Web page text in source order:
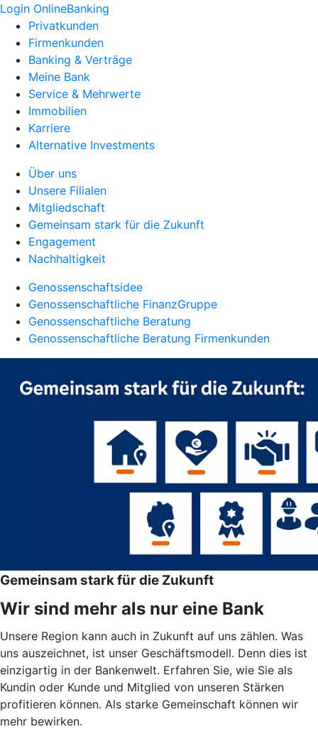
Login OnlineBanking
Privatkunden
Firmenkunden
Banking & Verträge
Meine Bank
Service & Mehrwerte
Immobilien
Karriere
Alternative Investments
Über uns
Unsere Filialen
Mitgliedschaft
Gemeinsam stark für die Zukunft
Engagement
Nachhaltigkeit
Genossenschaftsidee
Genossenschaftliche FinanzGruppe
Genossenschaftliche Beratung
Genossenschaftliche Beratung Firmenkunden
Gemeinsam stark für die Zukunft
Wir sind mehr als nur eine Bank
Unsere Region kann auch in Zukunft auf uns zählen. Was
uns auszeichnet, ist unser Geschäftsmodell. Denn dies ist
einzigartig in der Bankenwelt. Erfahren Sie, wie Sie als
Kundin oder Kunde und Mitglied von unseren Stärken
profitieren können. Als starke Gemeinschaft können wir
mehr bewirken.